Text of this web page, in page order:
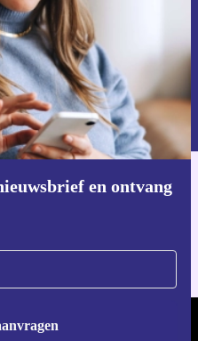
en ontvang
vind je in ons
de refurbed app
- RETHINK NEW.